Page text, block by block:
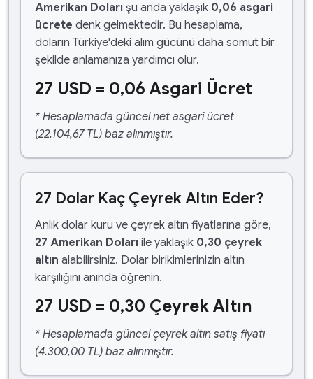
Amerikan Doları şu anda yaklaşık 0,06 asgari
ücrete denk gelmektedir. Bu hesaplama,
doların Türkiye'deki alım gücünü daha somut bir
şekilde anlamanıza yardımcı olur.
27 USD = 0,06 Asgari Ücret
* Hesaplamada güncel net asgari ücret
(22.104,67 TL) baz alınmıştır.
27 Dolar Kaç Çeyrek Altın Eder?
Anlık dolar kuru ve çeyrek altın fiyatlarına göre,
27 Amerikan Doları ile yaklaşık 0,30 çeyrek
altın alabilirsiniz. Dolar birikimlerinizin altın
karşılığını anında öğrenin.
27 USD = 0,30 Çeyrek Altın
* Hesaplamada güncel çeyrek altın satış fiyatı
(4.300,00 TL) baz alınmıştır.